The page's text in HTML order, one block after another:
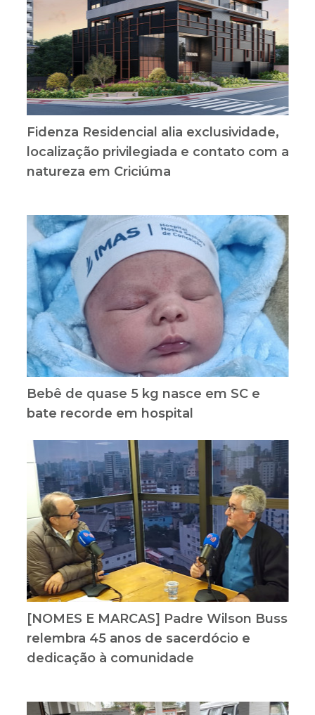
Fidenza Residencial alia exclusividade,
localização privilegiada e contato com a
natureza em Criciúma
Bebê de quase 5 kg nasce em SC e
bate recorde em hospital
[NOMES E MARCAS] Padre Wilson Buss
relembra 45 anos de sacerdócio e
dedicação à comunidade